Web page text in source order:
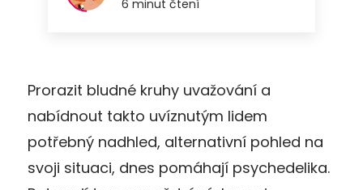
Prorazit bludné kruhy uvažování a
nabídnout takto uvíznutým lidem
potřebný nadhled, alternativní pohled na
svoji situaci, dnes pomáhají psychedelika.